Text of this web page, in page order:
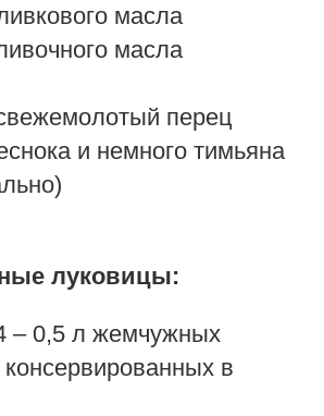
масла
масла
перец
и немного тимьяна
луковицы:
– 0,5 л жемчужных
в